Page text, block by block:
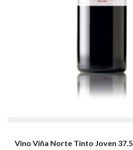
Vino Viña Norte Tinto Joven 37.5